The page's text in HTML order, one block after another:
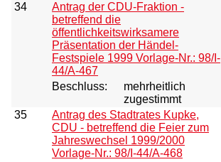
34
Antrag der CDU-Fraktion -
betreffend die
öffentlichkeitswirksamere
Präsentation der Händel-
Festspiele 1999 Vorlage-Nr.: 98/I-
44/A-467
Beschluss:
mehrheitlich
zugestimmt
35
Antrag des Stadtrates Kupke,
CDU - betreffend die Feier zum
Jahreswechsel 1999/2000
Vorlage-Nr.: 98/I-44/A-468